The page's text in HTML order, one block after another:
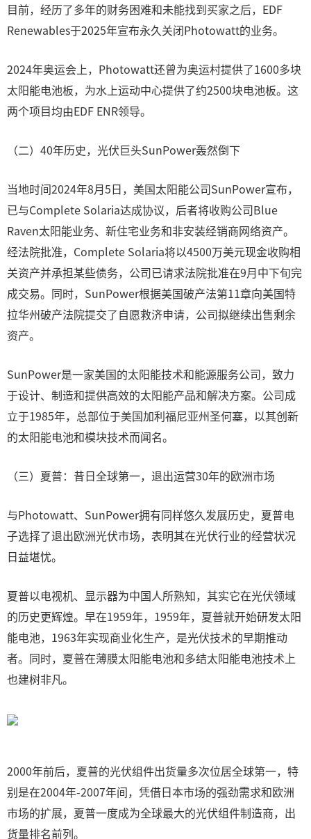
目前，经历了多年的财务困难和未能找到买家之后，EDF
Renewables于2025年宣布永久关闭Photowatt的业务。
2024年奥运会上，Photowatt还曾为奥运村提供了1600多块
太阳能电池板，为水上运动中心提供了约2500块电池板。这
两个项目均由EDF ENR领导。
（二）40年历史，光伏巨头SunPower轰然倒下
当地时间2024年8月5日，美国太阳能公司SunPower宣布，
已与Complete Solaria达成协议，后者将收购公司Blue
Raven太阳能业务、新住宅业务和非安装经销商网络资产。
经法院批准，Complete Solaria将以4500万美元现金收购相
关资产并承担某些债务，公司已请求法院批准在9月中下旬完
成交易。同时，SunPower根据美国破产法第11章向美国特
拉华州破产法院提交了自愿救济申请，公司拟继续出售剩余
资产。
SunPower是一家美国的太阳能技术和能源服务公司，致力
于设计、制造和提供高效的太阳能产品和解决方案。公司成
立于1985年，总部位于美国加利福尼亚州圣何塞，以其创新
的太阳能电池和模块技术而闻名。
（三）夏普：昔日全球第一，退出运营30年的欧洲市场
与Photowatt、SunPower拥有同样悠久发展历史，夏普电
子选择了退出欧洲光伏市场，表明其在光伏行业的经营状况
日益堪忧。
夏普以电视机、显示器为中国人所熟知，其实它在光伏领域
的历史更辉煌。早在1959年，1959年，夏普就开始研发太阳
能电池，1963年实现商业化生产，是光伏技术的早期推动
者。同时，夏普在薄膜太阳能电池和多结太阳能电池技术上
也建树非凡。
2000年前后，夏普的光伏组件出货量多次位居全球第一，特
别是在2004年-2007年间，凭借日本市场的强劲需求和欧洲
市场的扩展，夏普一度成为全球最大的光伏组件制造商，出
货量排名前列。